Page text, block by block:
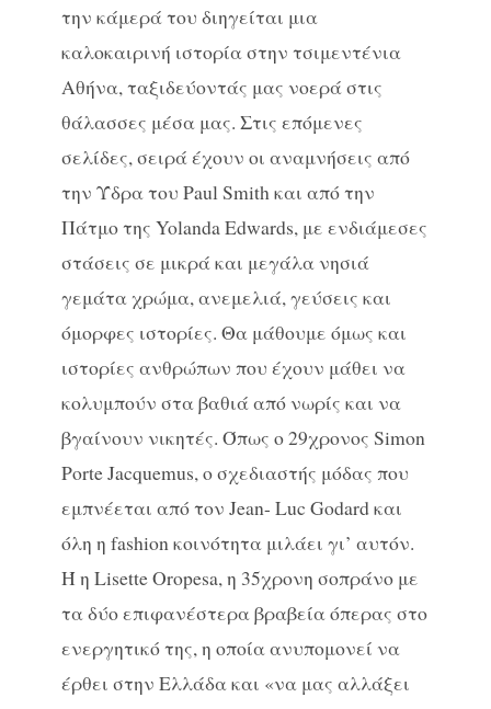
την κάμερά του διηγείται μια
καλοκαιρινή ιστορία στην τσιμεντένια
Αθήνα, ταξιδεύοντάς μας νοερά στις
θάλασσες μέσα μας. Στις επόμενες
σελίδες, σειρά έχουν οι αναμνήσεις από
την Ύδρα του Paul Smith και από την
Πάτμο της Yolanda Edwards, με ενδιάμεσες
στάσεις σε μικρά και μεγάλα νησιά
γεμάτα χρώμα, ανεμελιά, γεύσεις και
όμορφες ιστορίες. Θα μάθουμε όμως και
ιστορίες ανθρώπων που έχουν μάθει να
κολυμπούν στα βαθιά από νωρίς και να
βγαίνουν νικητές. Όπως ο 29χρονος Simon
Porte Jacquemus, ο σχεδιαστής μόδας που
εμπνέεται από τον Jean- Luc Godard και
όλη η fashion κοινότητα μιλάει γι’ αυτόν.
Ή η Lisette Oropesa, η 35χρονη σοπράνο με
τα δύο επιφανέστερα βραβεία όπερας στο
ενεργητικό της, η οποία ανυπομονεί να
έρθει στην Ελλάδα και «να μας αλλάξει